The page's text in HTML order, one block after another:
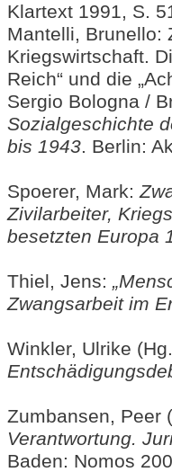
Klartext 1991, S.
Mantelli, Brunello:
Kriegswirtschaft.
Reich“ und die
Sergio Bologna /
Sozialgeschichte
bis 1943. Berlin:
Spoerer, Mark:
Zivilarbeiter,
besetzten Europa
Thiel, Jens:
Zwangsarbeit im
Winkler, Ulrike
Zumbansen, Peer
Verantwortung.
Baden: Nomos